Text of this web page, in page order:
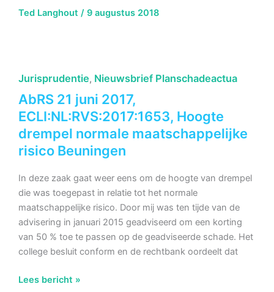
8
augustus
drempel
en
afstandscriterium
Krimpenerwaard
Ted Langhout / 9 augustus 2018
Jurisprudentie, Nieuwsbrief Planschadeactua
AbRS 21 juni 2017,
ECLI:NL:RVS:2017:1653, Hoogte
drempel normale maatschappelijke
risico Beuningen
In deze zaak gaat weer eens om de hoogte van drempel
die was toegepast in relatie tot het normale
maatschappelijke risico. Door mij was ten tijde van de
advisering in januari 2015 geadviseerd om een korting
van 50 % toe te passen op de geadviseerde schade. Het
college besluit conform en de rechtbank oordeelt dat
AbRS
Lees bericht »